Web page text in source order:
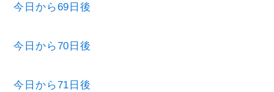
今日から69日後
今日から70日後
今日から71日後